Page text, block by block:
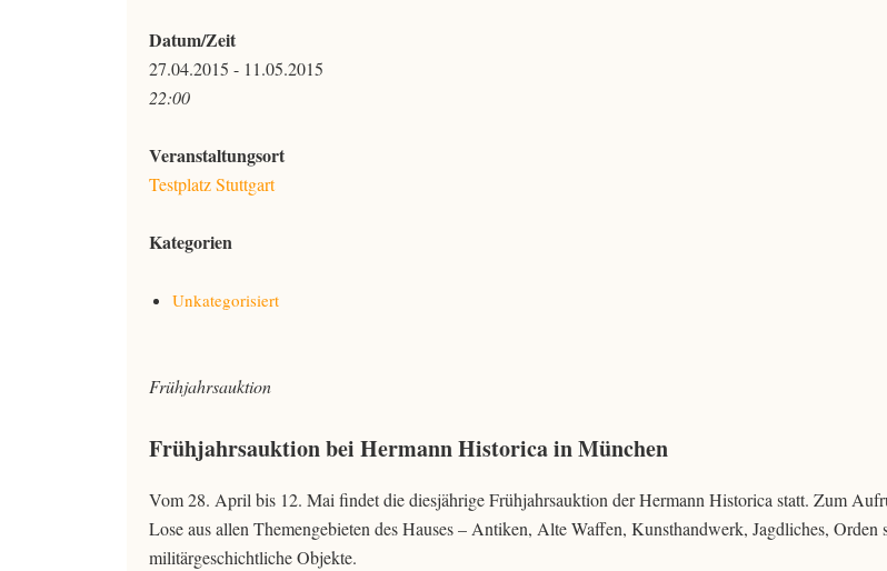
Datum/Zeit
27.04.2015 - 11.05.2015
22:00
Veranstaltungsort
Testplatz Stuttgart
Kategorien
Unkategorisiert
Frühjahrsauktion
Frühjahrsauktion bei Hermann Historica in München
Vom 28. April bis 12. Mai findet die diesjährige Frühjahrsauktion der Hermann Historica statt. Zum
Lose aus allen Themengebieten des Hauses – Antiken, Alte Waffen, Kunsthandwerk, Jagdliches, Orden
militärgeschichtliche Objekte.